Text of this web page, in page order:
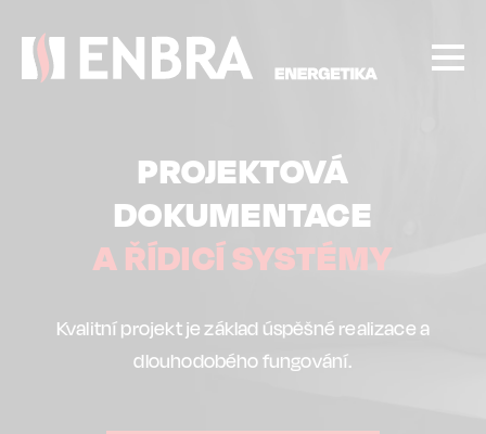
hlavnímu
obsahu
PROJEKTOVÁ
DOKUMENTACE
A ŘÍDICÍ SYSTÉMY
Kvalitní projekt je základ úspěšné realizace a
dlouhodobého fungování.